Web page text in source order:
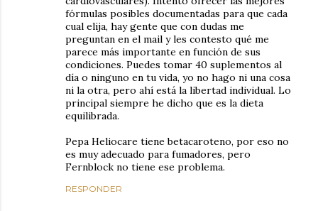
fórmulas posibles documentadas para que cada
cual elija, hay gente que con dudas me
preguntan en el mail y les contesto qué me
parece más importante en función de sus
condiciones. Puedes tomar 40 suplementos al
día o ninguno en tu vida, yo no hago ni una cosa
ni la otra, pero ahí está la libertad individual. Lo
principal siempre he dicho que es la dieta
equilibrada.
Pepa Heliocare tiene betacaroteno, por eso no
es muy adecuado para fumadores, pero
Fernblock no tiene ese problema.
RESPONDER